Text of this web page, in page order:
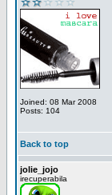
Joined: 08 Mar 2008
Posts: 104
Back to top
jolie_jojo
irecuperabila